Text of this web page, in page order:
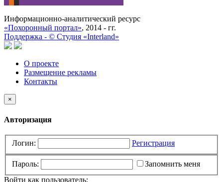
Информационно-аналитический ресурс
«Похоронный портал», 2014 - гг.
Поддержка - © Cтудия «Interland»
О проекте
Размещение рекламы
Контакты
×
Авторизация
Логин: Регистрация
Пароль:
Запомнить меня
Войти как пользователь: